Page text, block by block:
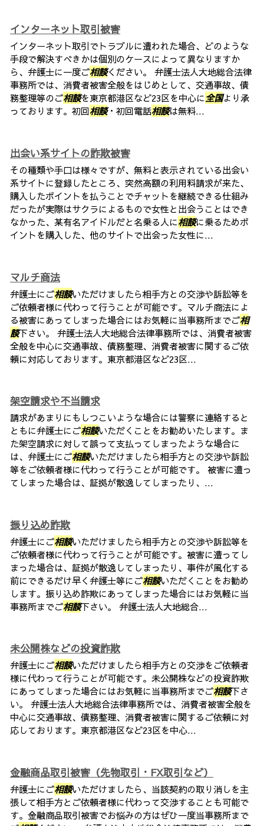
インターネット取引被害
インターネット取引でトラブルに遭われた場合、どのような
手段で解決すべきかは個別のケースによって異なりますか
ら、弁護士に一度ご相談ください。 弁護士法人大地総合法律
事務所では、消費者被害全般をはじめとして、交通事故、債
務整理等のご相談を東京都港区など23区を中心に全国より承
っております。初回相談・初回電話相談は無料...
出会い系サイトの詐欺被害
その種類や手口は様々ですが、無料と表示されている出会い
系サイトに登録したところ、突然高額の利用料請求が来た、
購入したポイントを払うことでチャットを継続できる仕組み
だったが実際はサクラによるもので女性と出会うことはでき
なかった、某有名アイドルだと名乗る人に相談に乗るためポ
イントを購入した、他のサイトで出会った女性に...
マルチ商法
弁護士にご相談いただけましたら相手方との交渉や訴訟等を
ご依頼者様に代わって行うことが可能です。マルチ商法によ
る被害にあってしまった場合にはお気軽に当事務所までご相
談下さい。 弁護士法人大地総合法律事務所では、消費者被害
全般を中心に交通事故、債務整理、消費者被害に関するご依
頼に対応しております。東京都港区など23区...
架空請求や不当請求
請求があまりにもしつこいような場合には警察に連絡すると
ともに弁護士にご相談いただくことをお勧めいたします。ま
た架空請求に対して誤って支払ってしまったような場合に
は、弁護士にご相談いただけましたら相手方との交渉や訴訟
等をご依頼者様に代わって行うことが可能です。 被害に遭っ
てしまった場合は、証拠が散逸してしまったり、...
振り込め詐欺
弁護士にご相談いただけましたら相手方との交渉や訴訟等を
ご依頼者様に代わって行うことが可能です。被害に遭ってし
まった場合は、証拠が散逸してしまったり、事件が風化する
前にできるだけ早く弁護士等にご相談いただくことをお勧め
します。振り込め詐欺にあってしまった場合にはお気軽に当
事務所までご相談下さい。 弁護士法人大地総合...
未公開株などの投資詐欺
弁護士にご相談いただけましたら相手方との交渉をご依頼者
様に代わって行うことが可能です。未公開株などの投資詐欺
にあってしまった場合にはお気軽に当事務所までご相談下さ
い。 弁護士法人大地総合法律事務所では、消費者被害全般を
中心に交通事故、債務整理、消費者被害に関するご依頼に対
応しております。東京都港区など23区を中心...
金融商品取引被害（先物取引・FX取引など）
弁護士にご相談いただけましたら、当該契約の取り消しを主
張して相手方とご依頼者様に代わって交渉することも可能で
す。金融商品取引被害でお悩みの方はぜひ一度当事務所まで